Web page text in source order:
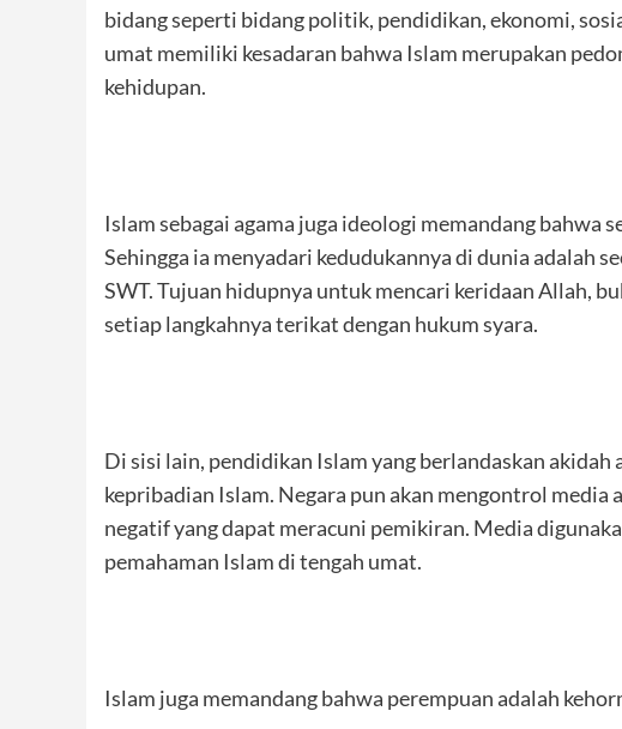
bidang seperti bidang politik, pendidikan, ekonomi,
umat memiliki kesadaran bahwa Islam merupakan
kehidupan.
Islam sebagai agama juga ideologi memandang
Sehingga ia menyadari kedudukannya di dunia adalah
SWT. Tujuan hidupnya untuk mencari keridaan Allah,
setiap langkahnya terikat dengan hukum syara.
Di sisi lain, pendidikan Islam yang berlandaskan
kepribadian Islam. Negara pun akan mengontrol
negatif yang dapat meracuni pemikiran. Media
pemahaman Islam di tengah umat.
Islam juga memandang bahwa perempuan adalah